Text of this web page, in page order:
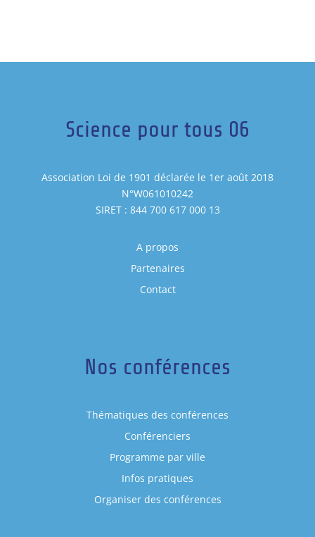
Science pour tous 06
Association Loi de 1901 déclarée le 1er août 2018
N°W061010242
SIRET : 844 700 617 000 13
A propos
Partenaires
Contact
Nos conférences
Thématiques des conférences
Conférenciers
Programme par ville
Infos pratiques
Organiser des conférences